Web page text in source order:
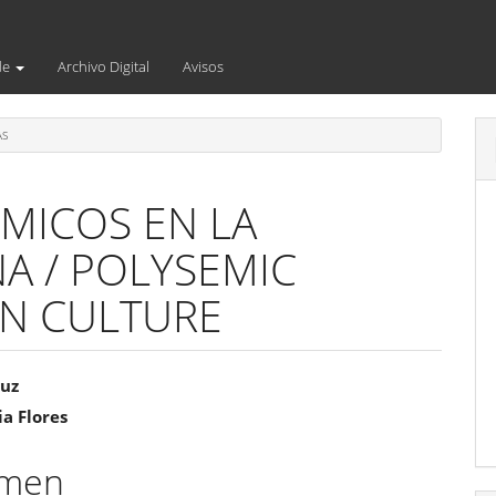
Archivo Digital Avisos
EN LA
/ POLYSEMIC
CULTURE
Flores